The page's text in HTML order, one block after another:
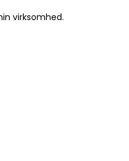
virksomhed.